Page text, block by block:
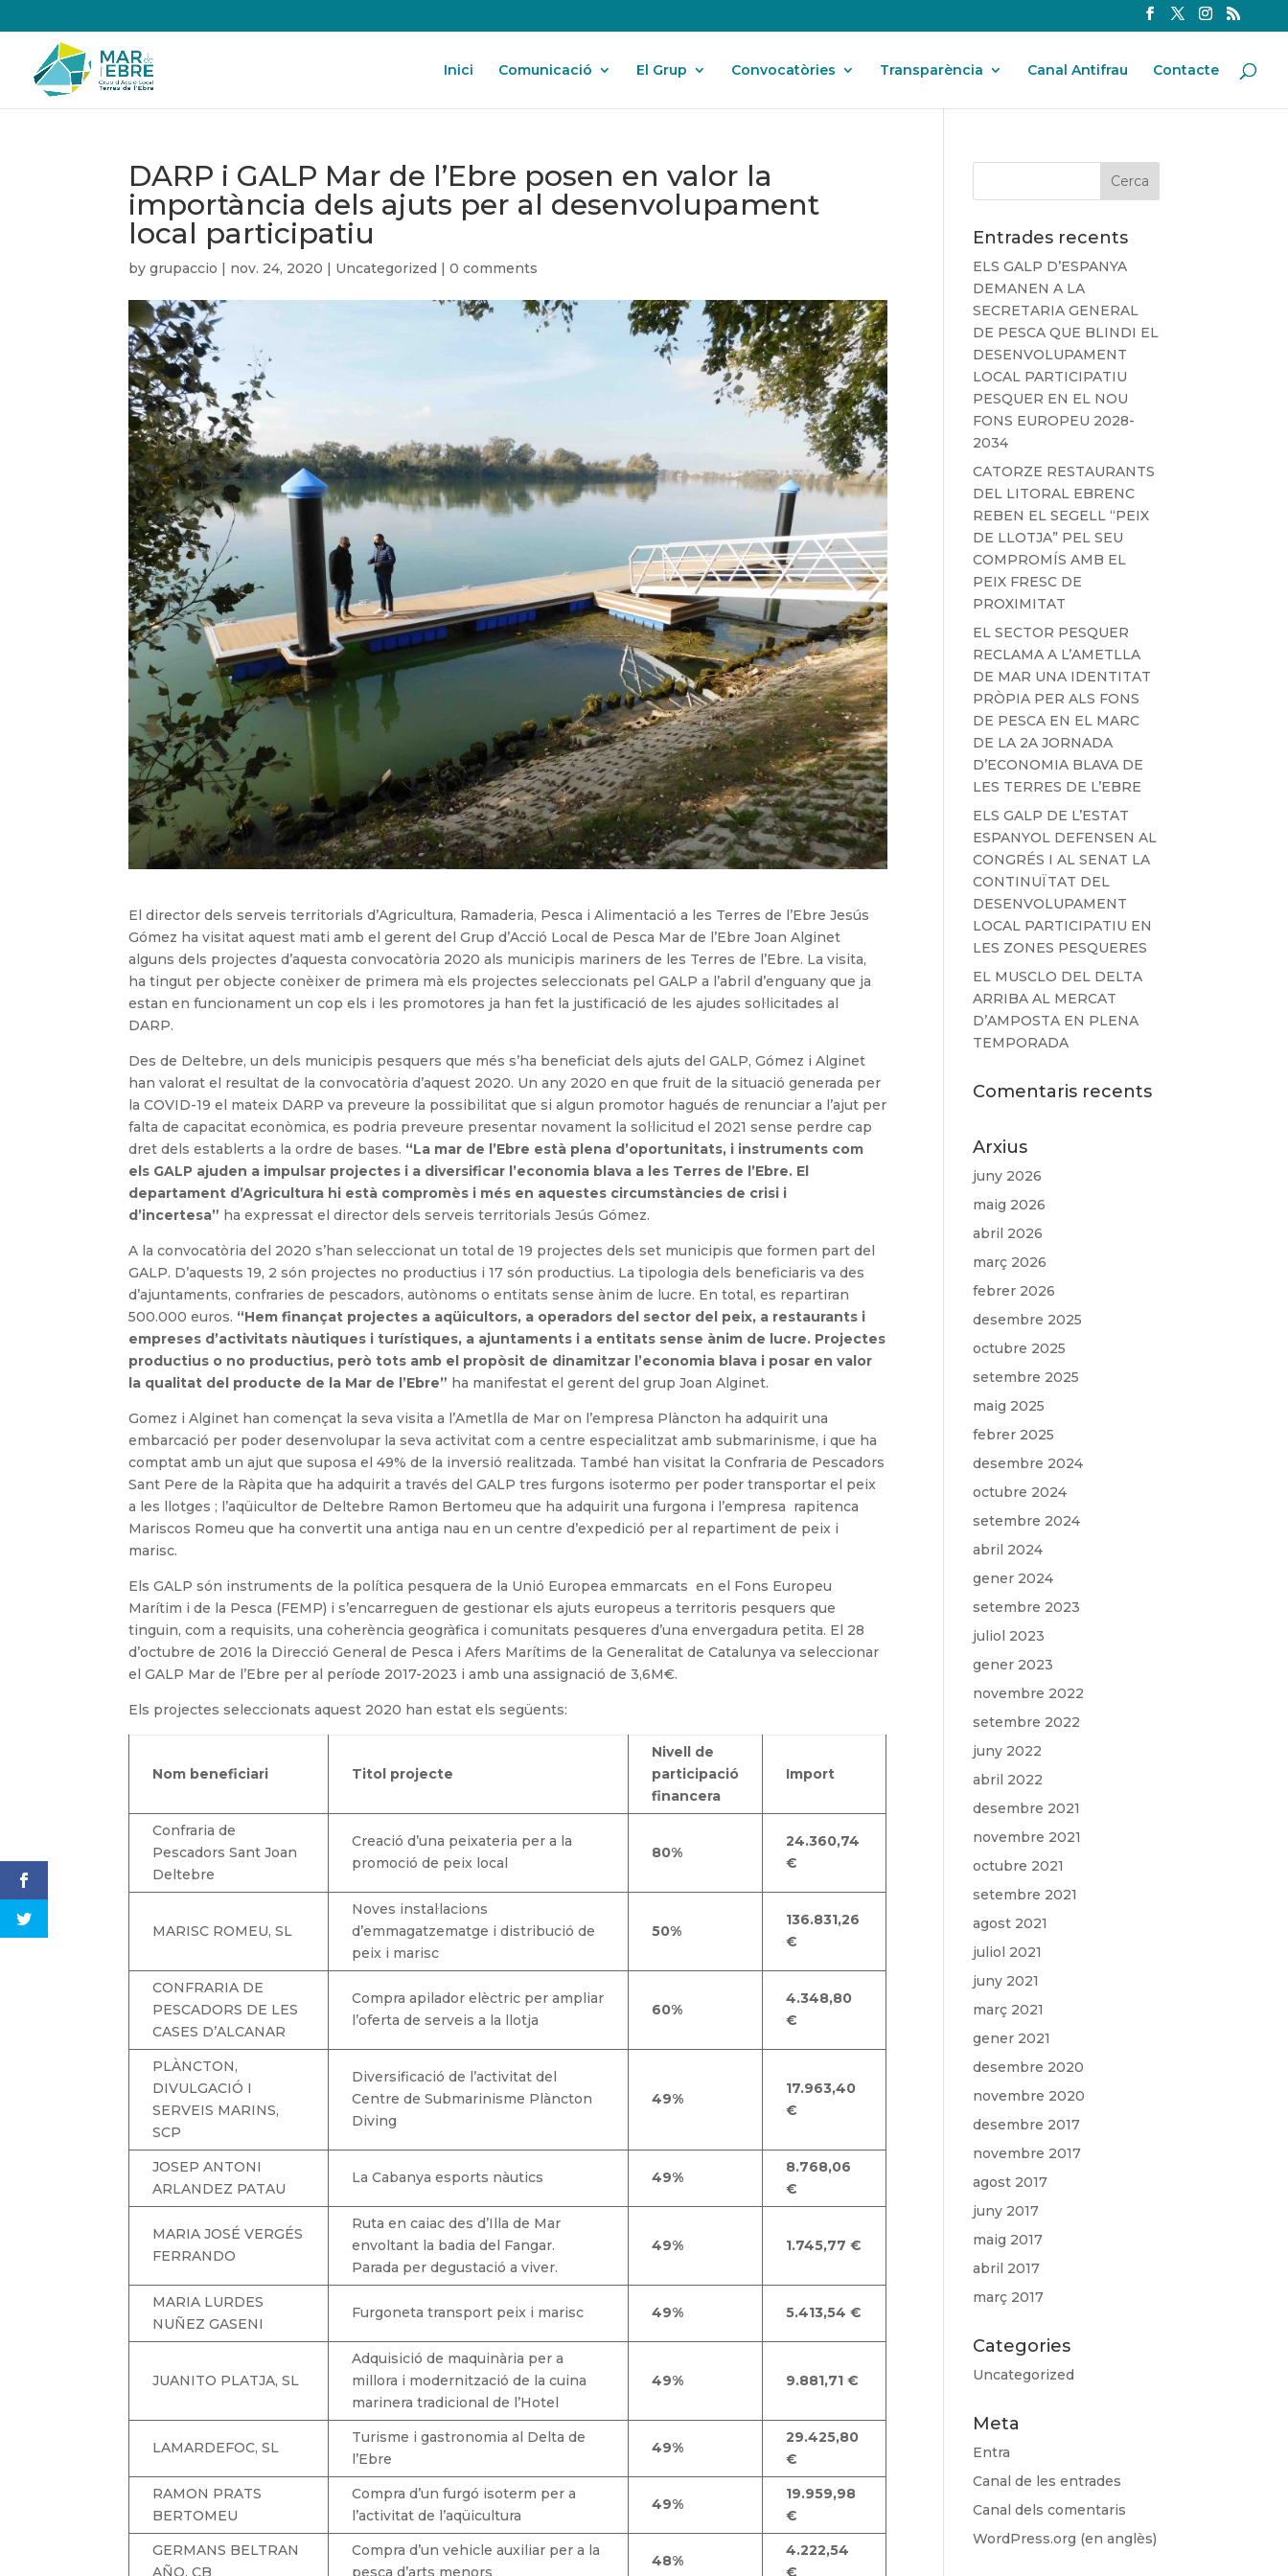
Inici Comunicació El Grup Convocatòries Transparència Canal Antifrau Contacte
DARP i GALP Mar de l’Ebre posen en valor la
importància dels ajuts per al desenvolupament
local participatiu
bygrupaccio | nov. 24, 2020 | Uncategorized |0 comments
El director dels serveis territorials d’Agricultura, Ramaderia, Pesca i Alimentació a les Terres de l’Ebre Jesús
Gómez ha visitat aquest mati amb el gerent del Grup d’Acció Local de Pesca Mar de l’Ebre Joan Alginet
alguns dels projectes d’aquesta convocatòria 2020 als municipis mariners de les Terres de l’Ebre. La visita,
ha tingut per objecte conèixer de primera mà els projectes seleccionats pel GALP a l’abril d’enguany que ja
estan en funcionament un cop els i les promotores ja han fet la justificació de les ajudes sol·licitades al
DARP.
Des de Deltebre, un dels municipis pesquers que més s’ha beneficiat dels ajuts del GALP, Gómez i Alginet
han valorat el resultat de la convocatòria d’aquest 2020. Un any 2020 en que fruit de la situació generada per
la COVID-19 el mateix DARP va preveure la possibilitat que si algun promotor hagués de renunciar a l’ajut per
falta de capacitat econòmica, es podria preveure presentar novament la sol·licitud el 2021 sense perdre cap
dret dels establerts a la ordre de bases. “La mar de l’Ebre està plena d’oportunitats, i instruments com
els GALP ajuden a impulsar projectes i a diversificar l’economia blava a les Terres de l’Ebre. El
departament d’Agricultura hi està compromès i més en aquestes circumstàncies de crisi i
d’incertesa” ha expressat el director dels serveis territorials Jesús Gómez.
A la convocatòria del 2020 s’han seleccionat un total de 19 projectes dels set municipis que formen part del
GALP. D’aquests 19, 2 són projectes no productius i 17 són productius. La tipologia dels beneficiaris va des
d’ajuntaments, confraries de pescadors, autònoms o entitats sense ànim de lucre. En total, es repartiran
500.000 euros. “Hem finançat projectes a aqüicultors, a operadors del sector del peix, a restaurants i
empreses d’activitats nàutiques i turístiques, a ajuntaments i a entitats sense ànim de lucre. Projectes
productius o no productius, però tots amb el propòsit de dinamitzar l’economia blava i posar en valor
la qualitat del producte de la Mar de l’Ebre” ha manifestat el gerent del grup Joan Alginet.
Gomez i Alginet han començat la seva visita a l’Ametlla de Mar on l’empresa Plàncton ha adquirit una
embarcació per poder desenvolupar la seva activitat com a centre especialitzat amb submarinisme, i que ha
comptat amb un ajut que suposa el 49% de la inversió realitzada. També han visitat la Confraria de Pescadors
Sant Pere de la Ràpita que ha adquirit a través del GALP tres furgons isotermo per poder transportar el peix
a les llotges ; l’aqüicultor de Deltebre Ramon Bertomeu que ha adquirit una furgona i l’empresa rapitenca
Mariscos Romeu que ha convertit una antiga nau en un centre d’expedició per al repartiment de peix i
marisc.
Els GALP són instruments de la política pesquera de la Unió Europea emmarcats en el Fons Europeu
Marítim i de la Pesca (FEMP) i s’encarreguen de gestionar els ajuts europeus a territoris pesquers que
tinguin, com a requisits, una coherència geogràfica i comunitats pesqueres d’una envergadura petita. El 28
d’octubre de 2016 la Direcció General de Pesca i Afers Marítims de la Generalitat de Catalunya va seleccionar
el GALP Mar de l’Ebre per al període 2017-2023 i amb una assignació de 3,6M€.
Els projectes seleccionats aquest 2020 han estat els següents:
Nom beneficiari Titol projecte
Nivell de
participació
financera
Import
Confraria de
Pescadors Sant Joan
Deltebre
Creació d’una peixateria per a la
promoció de peix local
80%
24.360,74
€
MARISC ROMEU, SL
Noves instal·lacions
d’emmagatzematge i distribució de
peix i marisc
50%
136.831,26
€
CONFRARIA DE
PESCADORS DE LES
CASES D’ALCANAR
Compra apilador elèctric per ampliar
l’oferta de serveis a la llotja
60%
4.348,80
€
PLÀNCTON,
DIVULGACIÓ I
SERVEIS MARINS,
SCP
Diversificació de l’activitat del
Centre de Submarinisme Plàncton
Diving
49%
17.963,40
€
JOSEP ANTONI
ARLANDEZ PATAU
La Cabanya esports nàutics 49%
8.768,06
€
MARIA JOSÉ VERGÉS
FERRANDO
Ruta en caiac des d’Illa de Mar
envoltant la badia del Fangar.
Parada per degustació a viver.
49% 1.745,77 €
MARIA LURDES
NUÑEZ GASENI
Furgoneta transport peix i marisc 49% 5.413,54 €
JUANITO PLATJA, SL
Adquisició de maquinària per a
millora i modernització de la cuina
marinera tradicional de l’Hotel
49% 9.881,71 €
LAMARDEFOC, SL
Turisme i gastronomia al Delta de
l’Ebre
49%
29.425,80
€
RAMON PRATS
BERTOMEU
Compra d’un furgó isoterm per a
l’activitat de l’aqüicultura
49%
19.959,98
€
GERMANS BELTRAN
AÑO, CB
Compra d’un vehicle auxiliar per a la
pesca d’arts menors
48%
4.222,54
€
Entrades recents
ELS GALP D’ESPANYA
DEMANEN A LA
SECRETARIA GENERAL
DE PESCA QUE BLINDI EL
DESENVOLUPAMENT
LOCAL PARTICIPATIU
PESQUER EN EL NOU
FONS EUROPEU 2028-
2034
CATORZE RESTAURANTS
DEL LITORAL EBRENC
REBEN EL SEGELL “PEIX
DE LLOTJA” PEL SEU
COMPROMÍS AMB EL
PEIX FRESC DE
PROXIMITAT
EL SECTOR PESQUER
RECLAMA A L’AMETLLA
DE MAR UNA IDENTITAT
PRÒPIA PER ALS FONS
DE PESCA EN EL MARC
DE LA 2A JORNADA
D’ECONOMIA BLAVA DE
LES TERRES DE L’EBRE
ELS GALP DE L’ESTAT
ESPANYOL DEFENSEN AL
CONGRÉS I AL SENAT LA
CONTINUÏTAT DEL
DESENVOLUPAMENT
LOCAL PARTICIPATIU EN
LES ZONES PESQUERES
EL MUSCLO DEL DELTA
ARRIBA AL MERCAT
D’AMPOSTA EN PLENA
TEMPORADA
Comentaris recents
Arxius
juny 2026
maig 2026
abril 2026
març 2026
febrer 2026
desembre 2025
octubre 2025
setembre 2025
maig 2025
febrer 2025
desembre 2024
octubre 2024
setembre 2024
abril 2024
gener 2024
setembre 2023
juliol 2023
gener 2023
novembre 2022
setembre 2022
juny 2022
abril 2022
desembre 2021
novembre 2021
octubre 2021
setembre 2021
agost 2021
juliol 2021
juny 2021
març 2021
gener 2021
desembre 2020
novembre 2020
desembre 2017
novembre 2017
agost 2017
juny 2017
maig 2017
abril 2017
març 2017
Categories
Uncategorized
Meta
Entra
Canal de les entrades
Canal dels comentaris
WordPress.org (en anglès)